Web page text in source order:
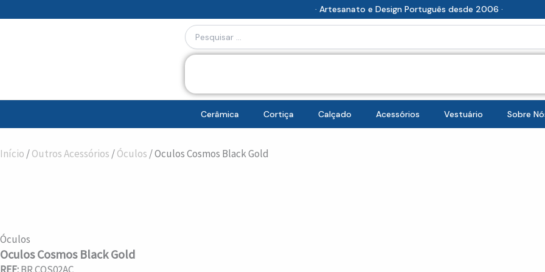
· Artesanato e Design Português desde 2006 ·
Search
...
Cerâmica Cortiça Calçado Acessórios Vestuário Sobre
Início /Outros Acessórios /Óculos / Oculos Cosmos Black Gold
Óculos
Oculos Cosmos Black Gold